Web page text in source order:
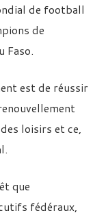
de football
de
Faso.
est de réussir
loisirs et ce,
que
fédéraux,